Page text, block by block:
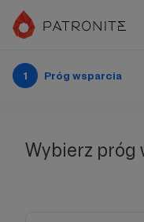
1 Próg wsparcia
Wybierz próg